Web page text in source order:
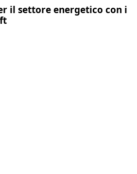
il settore energetico con i